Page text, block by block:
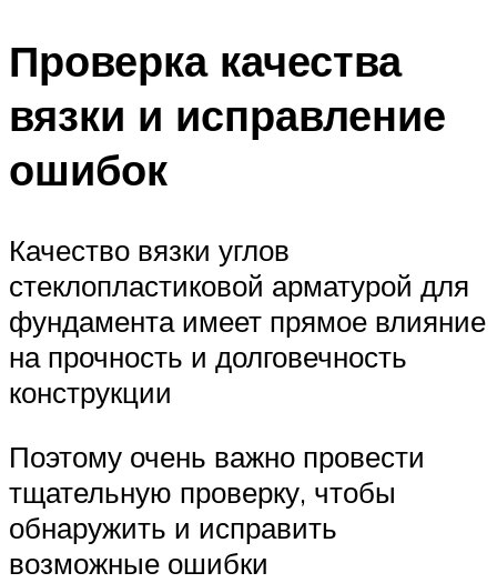
Проверка качества
вязки и исправление
ошибок
Качество вязки углов
стеклопластиковой арматурой для
фундамента имеет прямое влияние
на прочность и долговечность
конструкции
Поэтому очень важно провести
тщательную проверку, чтобы
обнаружить и исправить
возможные ошибки